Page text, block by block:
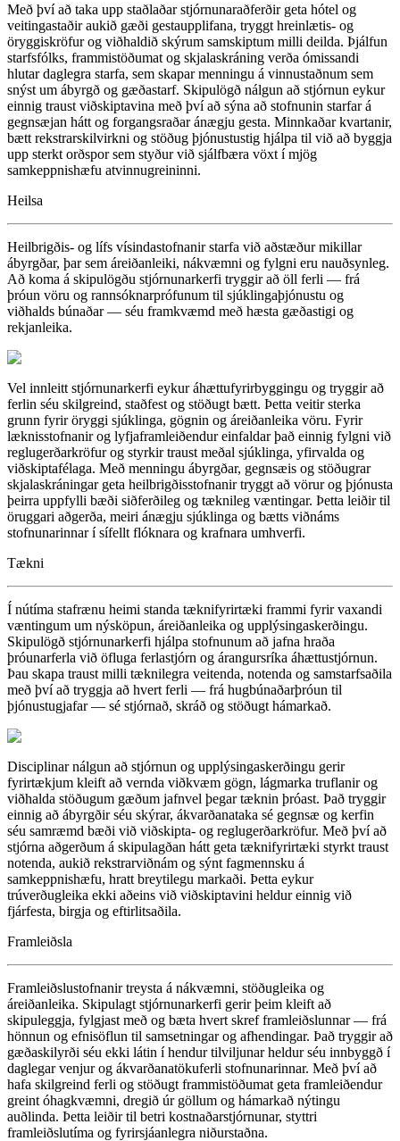
Með því að taka upp staðlaðar stjórnunaraðferðir geta hótel og
veitingastaðir aukið gæði gestaupplifana, tryggt hreinlætis- og
öryggiskröfur og viðhaldið skýrum samskiptum milli deilda. Þjálfun
starfsfólks, frammistöðumat og skjalaskráning verða ómissandi
hlutar daglegra starfa, sem skapar menningu á vinnustaðnum sem
snýst um ábyrgð og gæðastarf. Skipulögð nálgun að stjórnun eykur
einnig traust viðskiptavina með því að sýna að stofnunin starfar á
gegnsæjan hátt og forgangsraðar ánægju gesta. Minnkaðar kvartanir,
bætt rekstrarskilvirkni og stöðug þjónustustig hjálpa til við að byggja
upp sterkt orðspor sem styður við sjálfbæra vöxt í mjög
samkeppnishæfu atvinnugreininni.
Heilsa
Heilbrigðis- og lífs vísindastofnanir starfa við aðstæður mikillar
ábyrgðar, þar sem áreiðanleiki, nákvæmni og fylgni eru nauðsynleg.
Að koma á skipulögðu stjórnunarkerfi tryggir að öll ferli — frá
þróun vöru og rannsóknarprófunum til sjúklingaþjónustu og
viðhalds búnaðar — séu framkvæmd með hæsta gæðastigi og
rekjanleika.
Vel innleitt stjórnunarkerfi eykur áhættufyrirbyggingu og tryggir að
ferlin séu skilgreind, staðfest og stöðugt bætt. Þetta veitir sterka
grunn fyrir öryggi sjúklinga, gögnin og áreiðanleika vöru. Fyrir
læknisstofnanir og lyfjaframleiðendur einfaldar það einnig fylgni við
reglugerðarkröfur og styrkir traust meðal sjúklinga, yfirvalda og
viðskiptafélaga. Með menningu ábyrgðar, gegnsæis og stöðugrar
skjalaskráningar geta heilbrigðisstofnanir tryggt að vörur og þjónusta
þeirra uppfylli bæði siðferðileg og tæknileg væntingar. Þetta leiðir til
öruggari aðgerða, meiri ánægju sjúklinga og bætts viðnáms
stofnunarinnar í sífellt flóknara og krafnara umhverfi.
Tækni
Í nútíma stafrænu heimi standa tæknifyrirtæki frammi fyrir vaxandi
væntingum um nýsköpun, áreiðanleika og upplýsingaskerðingu.
Skipulögð stjórnunarkerfi hjálpa stofnunum að jafna hraða
þróunarferla við öfluga ferlastjórn og árangursríka áhættustjórnun.
Þau skapa traust milli tæknilegra veitenda, notenda og samstarfsaðila
með því að tryggja að hvert ferli — frá hugbúnaðarþróun til
þjónustugjafar — sé stjórnað, skráð og stöðugt hámarkað.
Disciplinar nálgun að stjórnun og upplýsingaskerðingu gerir
fyrirtækjum kleift að vernda viðkvæm gögn, lágmarka truflanir og
viðhalda stöðugum gæðum jafnvel þegar tæknin þróast. Það tryggir
einnig að ábyrgðir séu skýrar, ákvarðanataka sé gegnsæ og kerfin
séu samræmd bæði við viðskipta- og reglugerðarkröfur. Með því að
stjórna aðgerðum á skipulagðan hátt geta tæknifyrirtæki styrkt traust
notenda, aukið rekstrarviðnám og sýnt fagmennsku á
samkeppnishæfu, hratt breytilegu markaði. Þetta eykur
trúverðugleika ekki aðeins við viðskiptavini heldur einnig við
fjárfesta, birgja og eftirlitsaðila.
Framleiðsla
Framleiðslustofnanir treysta á nákvæmni, stöðugleika og
áreiðanleika. Skipulagt stjórnunarkerfi gerir þeim kleift að
skipuleggja, fylgjast með og bæta hvert skref framleiðslunnar — frá
hönnun og efnisöflun til samsetningar og afhendingar. Það tryggir að
gæðaskilyrði séu ekki látin í hendur tilviljunar heldur séu innbyggð í
daglegar venjur og ákvarðanatökuferli stofnunarinnar. Með því að
hafa skilgreind ferli og stöðugt frammistöðumat geta framleiðendur
greint óhagkvæmni, dregið úr göllum og hámarkað nýtingu
auðlinda. Þetta leiðir til betri kostnaðarstjórnunar, styttri
framleiðslutíma og fyrirsjáanlegra niðurstaðna.